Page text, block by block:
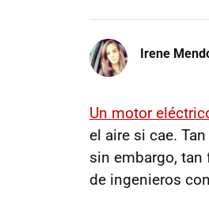
Irene
Un motor
el aire si cae.
sin embargo, tan
de ingenieros